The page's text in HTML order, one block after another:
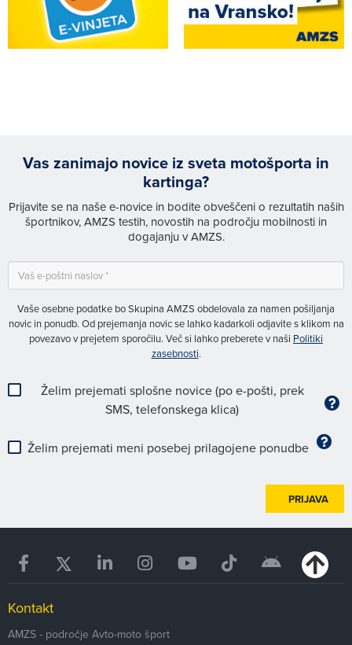
Vas zanimajo novice iz sveta motošporta in
kartinga?
Prijavite se na naše e-novice in bodite obveščeni o rezultatih naših
športnikov, AMZS testih, novostih na področju mobilnosti in
dogajanju v AMZS.
Vaše osebne podatke bo Skupina AMZS obdelovala za namen pošiljanja
novic in ponudb. Od prejemanja novic se lahko kadarkoli odjavite s klikom na
povezavo v prejetem sporočilu. Več si lahko preberete v naši Politiki
zasebnosti.
Želim prejemati splošne novice (po e-pošti, prek
SMS, telefonskega klica)
Želim prejemati meni posebej prilagojene ponudbe
PRIJAVA
Kontakt
AMZS - področje Avto-moto šport